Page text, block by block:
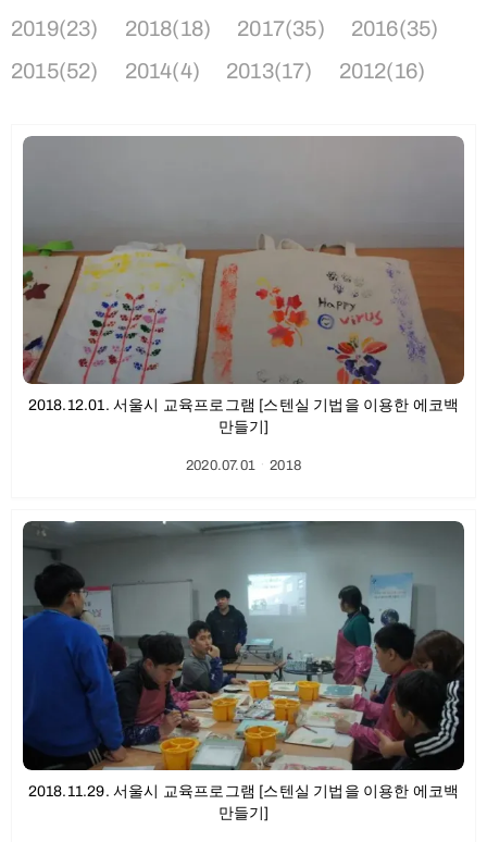
2019(23)
2018(18) 2017(35)
2016(35)
2015(52)
2014(4) 2013(17) 2012(16)
2018.12.01. 서울시 교육프로그램 [스텐실 기법을 이용한 에코백
만들기]
2020.07.01ㆍ2018
2018.11.29. 서울시 교육프로그램 [스텐실 기법을 이용한 에코백
만들기]